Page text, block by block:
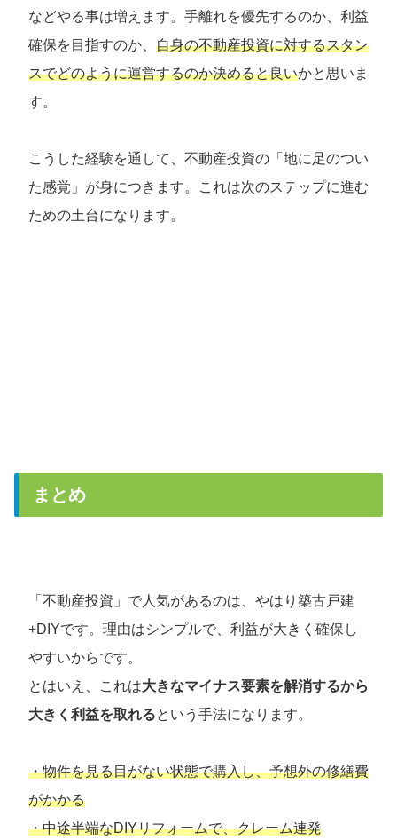
などやる事は増えます。手離れを優先するのか、利益
確保を目指すのか、 自身の不動産投資に対するスタン
スでどのように運営するのか決めると良いかと思いま
す。
こうした経験を通して、不動産投資の「地に足のつい
た感覚」が身につきます。これは次のステップに進む
ための土台になります。
まとめ
「不動産投資」で人気があるのは、やはり築古戸建
+DIYです。理由はシンプルで、利益が大きく確保し
やすいからです。
とはいえ、これは大きなマイナス要素を解消するから
大きく利益を取れるという手法になります。
・物件を見る目がない状態で購入し、予想外の修繕費
がかかる
・中途半端なDIYリフォームで、クレーム連発